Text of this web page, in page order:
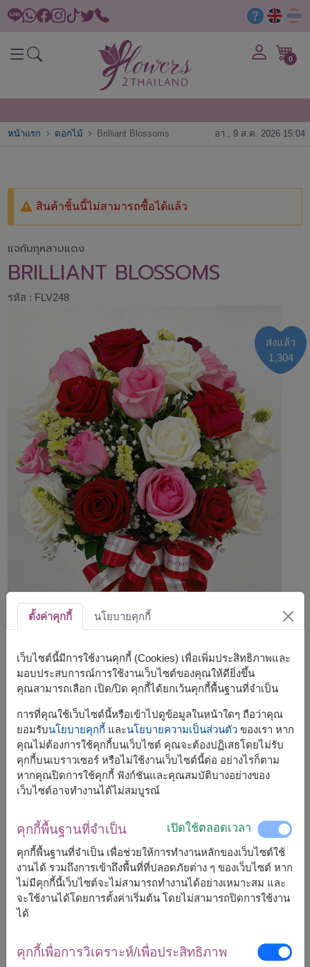
0
หน้าแรก ดอกไม้ Brilliant Blossoms อา., 9 ส.ค. 2026 15:04
สินค้าชิ้นนี้ไม่สามารถซื้อได้แล้ว
แจกันกุหลาบแดง
BRILLIANT BLOSSOMS
รหัส : FLV248
ส่งแล้ว
1,304
ขนาดโดยประมาณ:
แจกันจัดกลม ขนาดกลาง เพิ่มความสดใส ด้วยกุหลาบคละสี
ทั้งกุหลาบแดง กุหลาบขาว และกุหลาบชมพู แซมด้วยตัวแซมสี
เหลือง ติดโบว์สีแดง ให้ความรู้สึกแจ่มใส กับเหล่าดอกไม้สีสัน
สดใสนี้
สินค้าแบบที่ใกล้เคียงกัน ได้แก่
ตั้งค่าคุกกี้ นโยบายคุกกี้
เว็บไซต์นี้มีการใช้งานคุกกี้ (Cookies) เพื่อเพิ่มประสิทธิภาพและ
มอบประสบการณ์การใช้งานเว็บไซต์ของคุณให้ดียิ่งขึ้น
คุณสามารถเลือก เปิด/ปิด คุกกี้ได้ยกเว้นคุกกี้พื้นฐานที่จำเป็น
การที่คุณใช้เว็บไซต์นี้หรือเข้าไปดูข้อมูลในหน้าใดๆ ถือว่าคุณ
ยอมรับนโยบายคุกกี้ และนโยบายความเป็นส่วนตัวของเรา หาก
คุณไม่ต้องการใช้คุกกี้บนเว็บไซต์ คุณจะต้องปฏิเสธโดยไม่รับ
คุกกี้บนเบราวเซอร์ หรือไม่ใช้งานเว็บไซต์นี้ต่อ อย่างไรก็ตาม
หากคุณปิดการใช้คุกกี้ ฟังก์ชันและคุณสมบัติบางอย่างของ
เว็บไซต์อาจทำงานได้ไม่สมบูรณ์
คุกกี้พื้นฐานที่จำเป็น เปิดใช้ตลอดเวลา
คุกกี้พื้นฐานที่จำเป็น เพื่อช่วยให้การทำงานหลักของเว็บไซต์ใช้
งานได้ รวมถึงการเข้าถึงพื้นที่ที่ปลอดภัยต่าง ๆ ของเว็บไซต์ หาก
ไม่มีคุกกี้นี้เว็บไซต์จะไม่สามารถทำงานได้อย่างเหมาะสม และ
จะใช้งานได้โดยการตั้งค่าเริ่มต้น โดยไม่สามารถปิดการใช้งาน
ได้
คุกกี้เพื่อการวิเคราะห์/เพื่อประสิทธิภาพ